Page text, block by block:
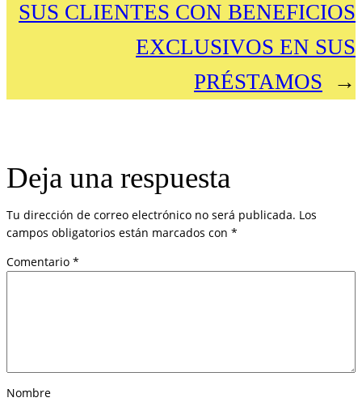
SUS CLIENTES CON BENEFICIOS
EXCLUSIVOS EN SUS
PRÉSTAMOS
→
Deja una respuesta
Tu dirección de correo electrónico no será publicada. Los
campos obligatorios están marcados con *
Comentario *
Nombre